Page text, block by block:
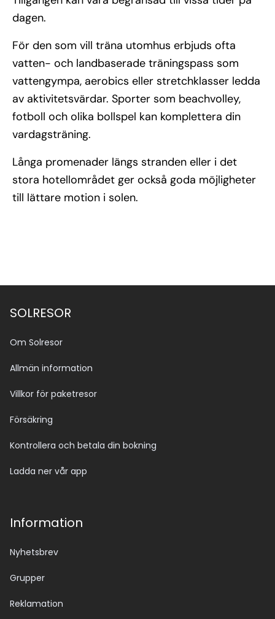
dagen.
För den som vill träna utomhus erbjuds ofta
vatten- och landbaserade träningspass som
vattengympa, aerobics eller stretchklasser ledda
av aktivitetsvärdar. Sporter som beachvolley,
fotboll och olika bollspel kan komplettera din
vardagsträning.
Långa promenader längs stranden eller i det
stora hotellområdet ger också goda möjligheter
till lättare motion i solen.
SOLRESOR
Om Solresor
Allmän information
Villkor för paketresor
Försäkring
Kontrollera och betala din bokning
Ladda ner vår app
Information
Nyhetsbrev
Grupper
Reklamation